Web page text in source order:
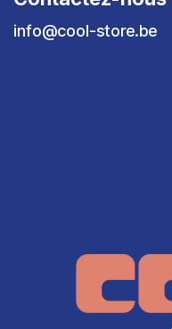
info@cool-store.be